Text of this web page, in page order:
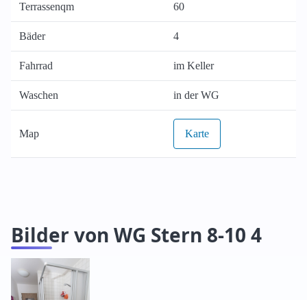
Terrassenqm 60
Bäder 4
Fahrrad im Keller
Waschen in der WG
Map Karte
Bilder von WG Stern 8-10 4